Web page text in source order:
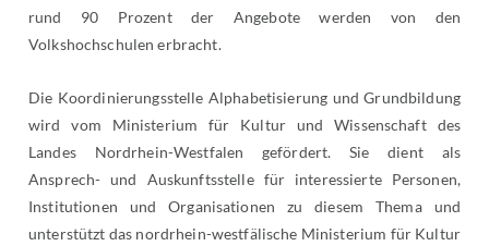
rund 90 Prozent der Angebote werden von den
Volkshochschulen erbracht.
Die Koordinierungsstelle Alphabetisierung und Grundbildung
wird vom Ministerium für Kultur und Wissenschaft des
Landes Nordrhein-Westfalen gefördert. Sie dient als
Ansprech- und Auskunftsstelle für interessierte Personen,
Institutionen und Organisationen zu diesem Thema und
unterstützt das nordrhein-westfälische Ministerium für Kultur